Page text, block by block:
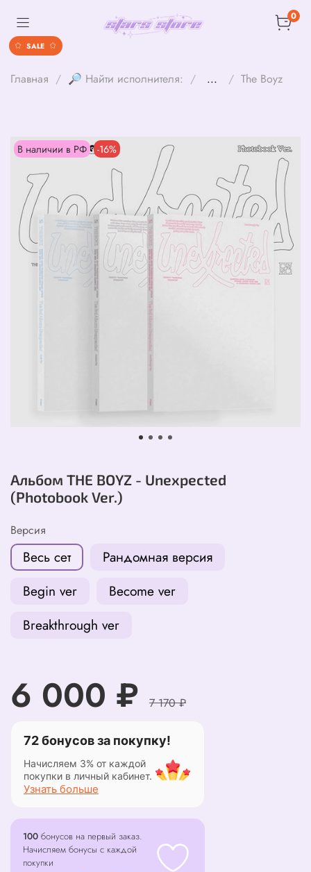
0
Главная 🔎 Найти исполнителя: ... The Boyz
В наличии в РФ -16%
Альбом THE BOYZ - Unexpected
(Photobook Ver.)
Версия
Весь сет
Рандомная версия
Begin ver
Become ver
Breakthrough ver
6 000 ₽ 7 170 ₽
72 бонусов за покупку!
Начисляем 3% от каждой
покупки в личный кабинет.
Узнать больше
100 бонусов на первый заказ.
Начисляем бонусы с каждой
покупки